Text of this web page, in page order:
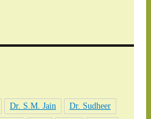
Dr. S.M. Jain Dr. Sudheer